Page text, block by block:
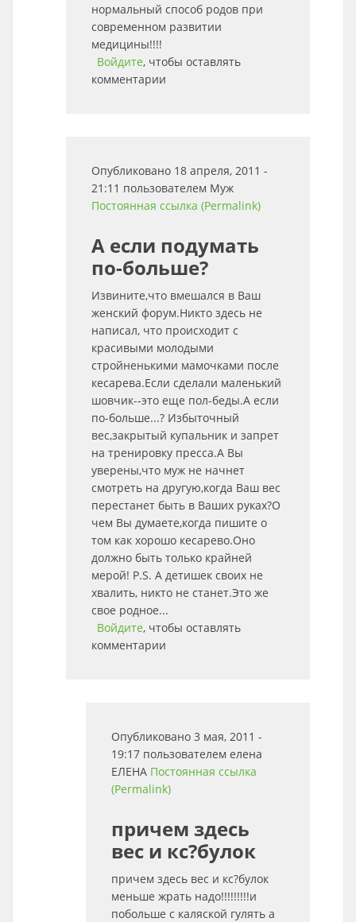
нормальный способ родов при
современном развитии
медицины!!!!
Войдите, чтобы оставлять
комментарии
Опубликовано 18 апреля, 2011 -
21:11 пользователем Муж
Постоянная ссылка (Permalink)
А если подумать
по-больше?
Извините,что вмешался в Ваш
женский форум.Никто здесь не
написал, что происходит с
красивыми молодыми
стройненькими мамочками после
кесарева.Если сделали маленький
шовчик--это еще пол-беды.А если
по-больше...? Избыточный
вес,закрытый купальник и запрет
на тренировку пресса.А Вы
уверены,что муж не начнет
смотреть на другую,когда Ваш вес
перестанет быть в Ваших руках?О
чем Вы думаете,когда пишите о
том как хорошо кесарево.Оно
должно быть только крайней
мерой! P.S. А детишек своих не
хвалить, никто не станет.Это же
свое родное...
Войдите, чтобы оставлять
комментарии
Опубликовано 3 мая, 2011 -
19:17 пользователем елена
ЕЛЕНА Постоянная ссылка
(Permalink)
причем здесь
вес и кс?булок
причем здесь вес и кс?булок
меньше жрать надо!!!!!!!!!и
побольше с каляской гулять а